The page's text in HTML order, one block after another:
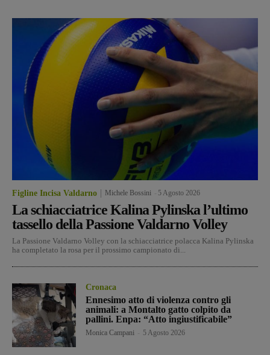
Figline Incisa Valdarno Michele Bossini 5 Agosto 2026
La schiacciatrice Kalina Pylinska l’ultimo
tassello della Passione Valdarno Volley
La Passione Valdarno Volley con la schiacciatrice polacca Kalina Pylinska
ha completato la rosa per il prossimo campionato di...
Cronaca
Ennesimo atto di violenza contro gli
animali: a Montalto gatto colpito da
pallini. Enpa: “Atto ingiustificabile”
Monica Campani 5 Agosto 2026